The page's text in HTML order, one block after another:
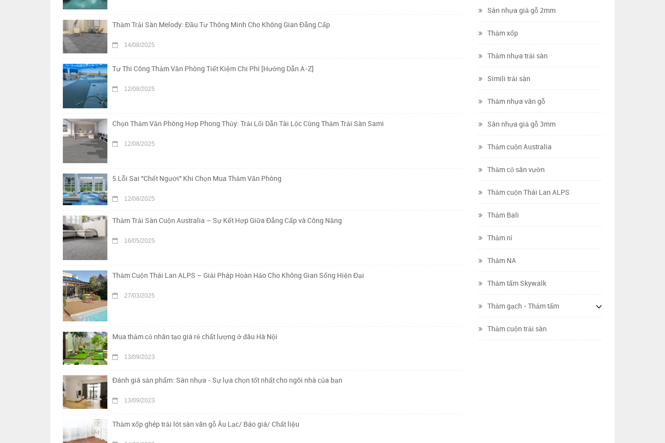
Thảm Trải Sàn Melody: Đầu Tư Thông Minh Cho Không Gian Đẳng Cấp
14/08/2025
Tự Thi Công Thảm Văn Phòng Tiết Kiệm Chi Phí [Hướng Dẫn A-Z]
12/08/2025
Chọn Thảm Văn Phòng Hợp Phong Thủy: Trải Lối Dẫn Tài Lộc Cùng Thảm Trải Sàn Sami
12/08/2025
5 Lỗi Sai "Chết Người" Khi Chọn Mua Thảm Văn Phòng
12/08/2025
Thảm Trải Sàn Cuộn Australia – Sự Kết Hợp Giữa Đẳng Cấp và Công Năng
16/05/2025
Thảm Cuộn Thái Lan ALPS – Giải Pháp Hoàn Hảo Cho Không Gian Sống Hiện Đại
27/03/2025
Mua thảm cỏ nhân tạo giá rẻ chất lượng ở đâu Hà Nội
13/09/2023
Đánh giá sản phẩm: Sàn nhựa - Sự lựa chọn tốt nhất cho ngôi nhà của bạn
13/09/2023
Thảm xốp ghép trải lót sàn vân gỗ Âu Lạc/ Báo giá/ Chất liệu
Sàn nhựa giả gỗ 2mm
Thảm xốp
Thảm nhựa trải sàn
Simili trải sàn
Thảm nhựa vân gỗ
Sàn nhựa giả gỗ 3mm
Thảm cuộn Australia
Thảm cỏ sân vườn
Thảm cuộn Thái Lan ALPS
Thảm Bali
Thảm nỉ
Thảm NA
Thảm tấm Skywalk
Thảm gạch - Thảm tấm
Thảm cuộn trải sàn